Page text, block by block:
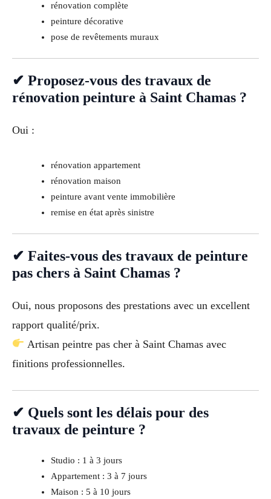
rénovation complète
peinture décorative
pose de revêtements muraux
✔ Proposez-vous des travaux de
rénovation peinture à Saint Chamas ?
Oui :
rénovation appartement
rénovation maison
peinture avant vente immobilière
remise en état après sinistre
✔ Faites-vous des travaux de peinture
pas chers à Saint Chamas ?
Oui, nous proposons des prestations avec un excellent
rapport qualité/prix.
Artisan peintre pas cher à Saint Chamas avec
finitions professionnelles.
✔ Quels sont les délais pour des
travaux de peinture ?
Studio : 1 à 3 jours
Appartement : 3 à 7 jours
Maison : 5 à 10 jours